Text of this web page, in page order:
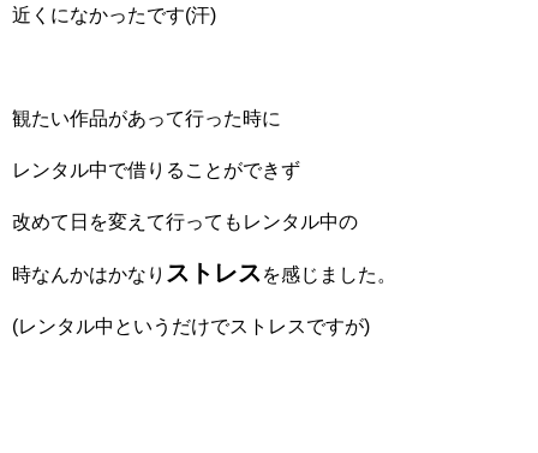
近くになかったです(汗)
観たい作品があって行った時に
レンタル中で借りることができず
改めて日を変えて行ってもレンタル中の
時なんかはかなり ストレスを感じました。
(レンタル中というだけでストレスですが)